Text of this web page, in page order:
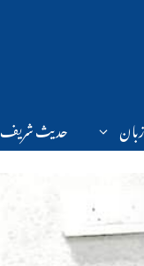
زبان حدیث شریف